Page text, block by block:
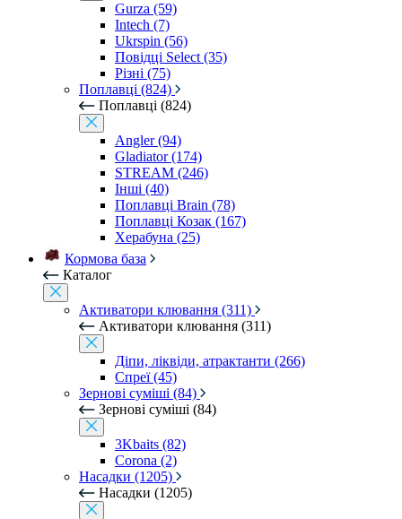
Gurza (59)
Intech (7)
Ukrspin (56)
Повідці Select (35)
Різні (75)
Поплавці (824)
Поплавці (824)
Angler (94)
Gladiator (174)
STREAM (246)
Інші (40)
Поплавці Brain (78)
Поплавці Козак (167)
Херабуна (25)
Кормова база
Каталог
Активатори клювання (311)
Активатори клювання (311)
Діпи, ліквіди, атрактанти (266)
Спреї (45)
Зернові суміші (84)
Зернові суміші (84)
3Kbaits (82)
Corona (2)
Насадки (1205)
Насадки (1205)